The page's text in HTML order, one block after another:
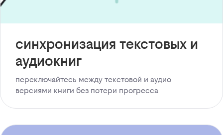
синхронизация текстовых и
аудиокниг
переключайтесь между текстовой и аудио
версиями книги без потери прогресса